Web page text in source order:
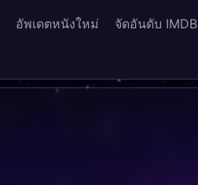
อัพเดตหนังใหม่
จัดอันดับ IMDB